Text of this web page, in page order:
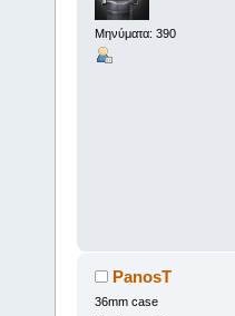
Μηνύματα: 390
PanosT
36mm case